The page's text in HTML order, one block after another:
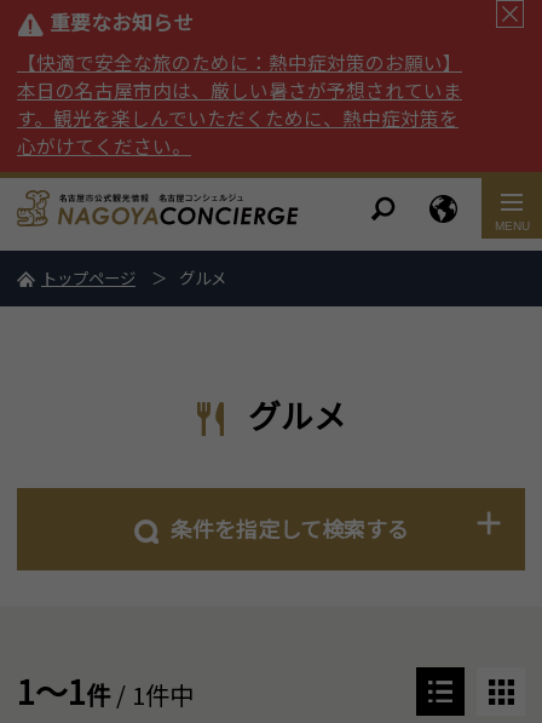
重要なお知らせ
【快適で安全な旅のために：熱中症対策のお願い】
本日の名古屋市内は、厳しい暑さが予想されていま
す。観光を楽しんでいただくために、熱中症対策を
心がけてください。
トップページ グルメ
グルメ
条件を指定して検索する
1～1件/ 1件中